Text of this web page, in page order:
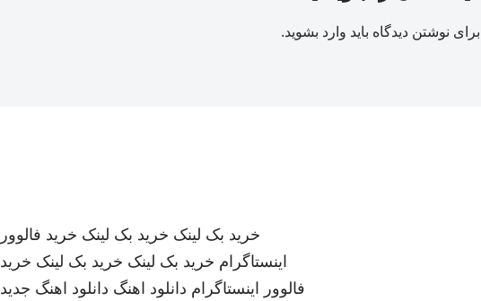
برای نوشتن دیدگاه باید وارد بشوید.
خرید بک لینک خرید بک لینک خرید فالوور
اینستاگرام خرید بک لینک خرید بک لینک خرید
فالوور اینستاگرام دانلود اهنگ دانلود اهنگ جدید